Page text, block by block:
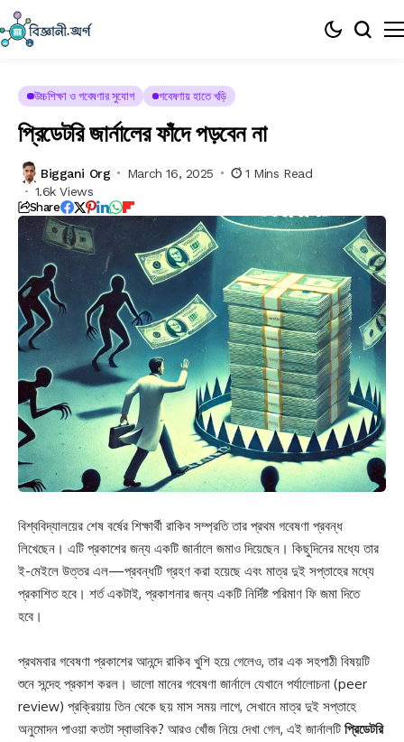
উচ্চশিক্ষা ও গবেষণার সুযোগ গবেষণায় হাতে খড়ি
প্রিডেটরি জার্নালের ফাঁদে পড়বেন না
Biggani Org March 16, 2025
1 Mins Read
1.6k Views
Share
বিশ্ববিদ্যালয়ের শেষ বর্ষের শিক্ষার্থী রাকিব সম্প্রতি তার প্রথম গবেষণা প্রবন্ধ
লিখেছেন। এটি প্রকাশের জন্য একটি জার্নালে জমাও দিয়েছেন। কিছুদিনের মধ্যে তার
ই-মেইলে উত্তর এল—প্রবন্ধটি গ্রহণ করা হয়েছে এবং মাত্র দুই সপ্তাহের মধ্যে
প্রকাশিত হবে। শর্ত একটাই, প্রকাশনার জন্য একটি নির্দিষ্ট পরিমাণ ফি জমা দিতে
হবে।
প্রথমবার গবেষণা প্রকাশের আনন্দে রাকিব খুশি হয়ে গেলেও, তার এক সহপাঠী বিষয়টি
শুনে সন্দেহ প্রকাশ করল। ভালো মানের গবেষণা জার্নালে যেখানে পর্যালোচনা (peer
review) প্রক্রিয়ায় তিন থেকে ছয় মাস সময় লাগে, সেখানে মাত্র দুই সপ্তাহে
অনুমোদন পাওয়া কতটা স্বাভাবিক? আরও খোঁজ নিয়ে দেখা গেল, এই জার্নালটি প্রিডেটরি